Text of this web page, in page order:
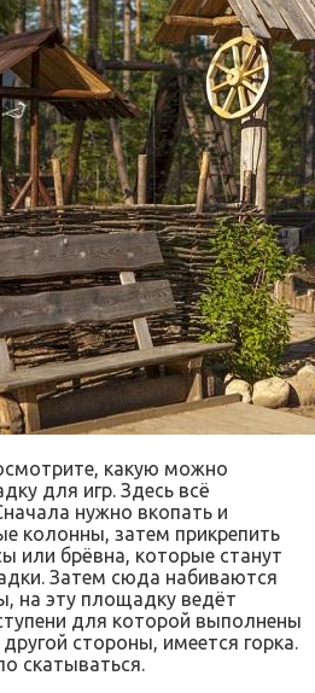
какую можно
для игр. Здесь всё
нужно вкопать и
колонны, затем прикрепить
или брёвна, которые станут
Затем сюда набиваются
на эту площадку ведёт
для которой выполнены
стороны, имеется горка.
скатываться.